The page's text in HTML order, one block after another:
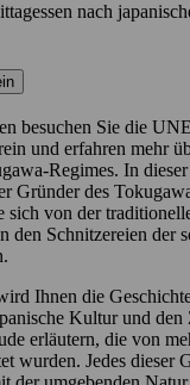
nach
besuchen Sie die
und erfahren mehr
Regimes. In
Gründer des
sich von der
den Schnitzereien der
Ihnen die
Kultur und den
erläutern, die von
wurden. Jedes dieser